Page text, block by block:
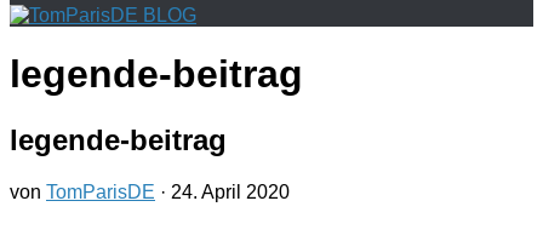
legende-beitrag
legende-beitrag
von TomParisDE · 24. April 2020